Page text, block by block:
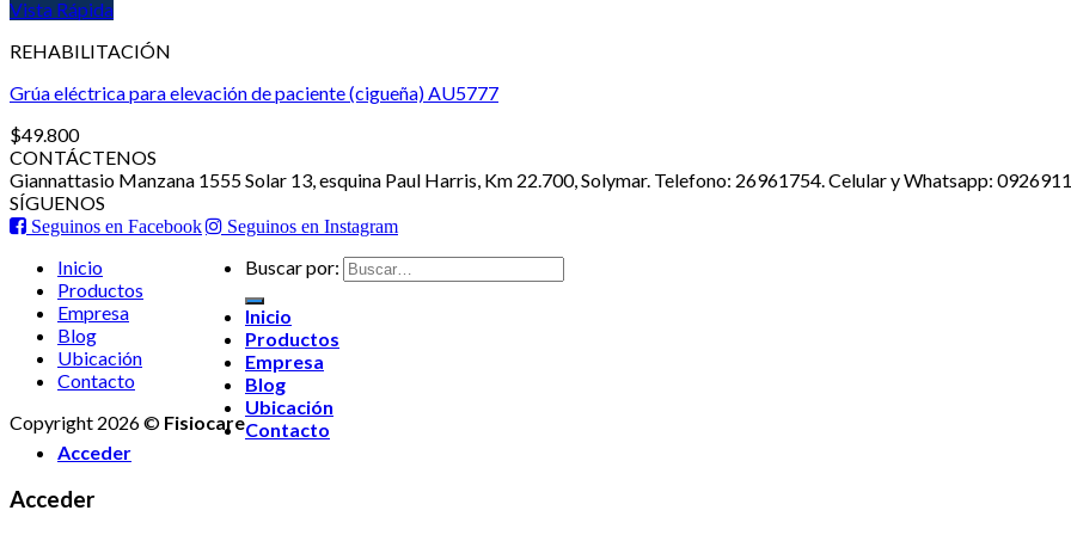
Vista Rápida
REHABILITACIÓN
Grúa eléctrica para elevación de paciente (cigueña) AU5777
$49.800
CONTÁCTENOS
Giannattasio Manzana 1555 Solar 13, esquina Paul Harris, Km 22.700, Solymar. Telefono: 26961754. Celular y Whatsapp:
SÍGUENOS
Seguinos en Facebook Seguinos en Instagram
Inicio
Productos
Empresa
Blog
Ubicación
Contacto
Copyright 2026 © Fisiocare
Buscar por:
Inicio
Productos
Empresa
Blog
Ubicación
Contacto
Acceder
Acceder